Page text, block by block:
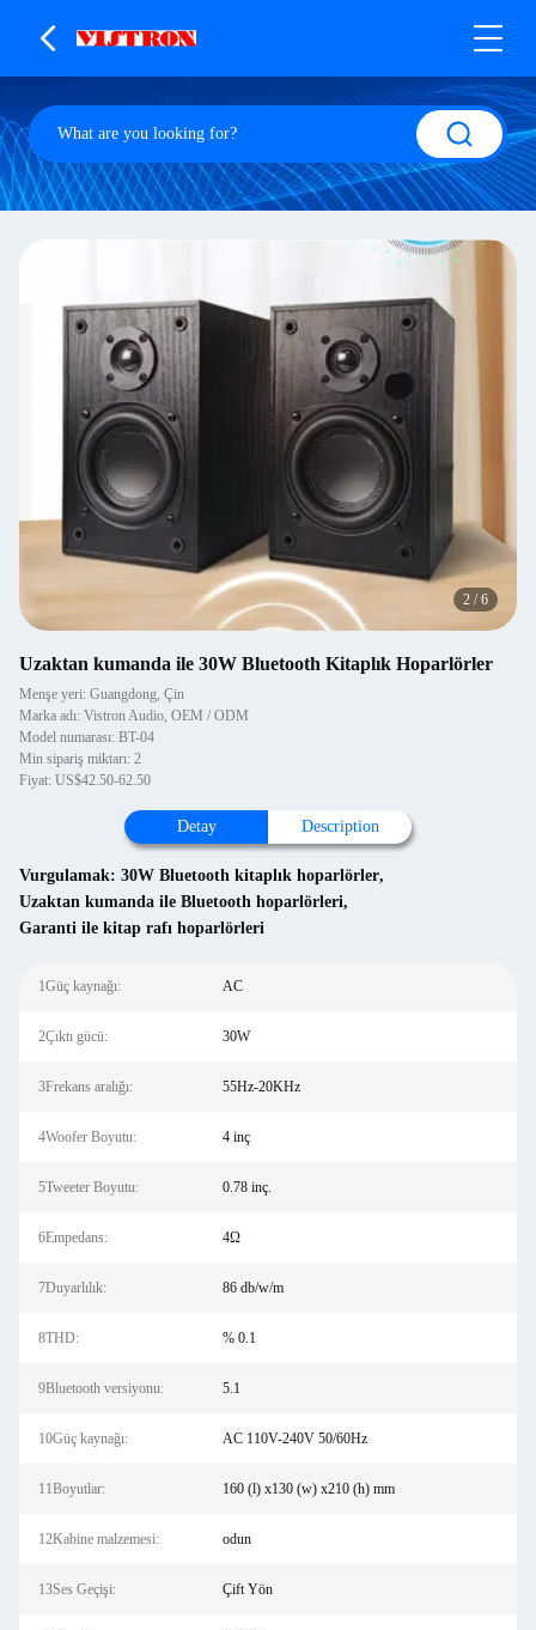
2 /6
Uzaktan kumanda ile 30W Bluetooth Kitaplık Hoparlörler
Menşe yeri: Guangdong, Çin
Marka adı: Vistron Audio, OEM / ODM
Model numarası: BT-04
Min sipariş miktarı: 2
Fiyat: US$42.50-62.50
Detay Description
Vurgulamak: 30W Bluetooth kitaplık hoparlörler,
Uzaktan kumanda ile Bluetooth hoparlörleri,
Garanti ile kitap rafı hoparlörleri
1Güç kaynağı: AC
2Çıktı gücü: 30W
3Frekans aralığı: 55Hz-20KHz
4Woofer Boyutu: 4 inç
5Tweeter Boyutu: 0.78 inç.
6Empedans: 4Ω
7Duyarlılık: 86 db/w/m
8THD: % 0.1
9Bluetooth versiyonu: 5.1
10Güç kaynağı: AC 110V-240V 50/60Hz
11Boyutlar: 160 (l) x130 (w) x210 (h) mm
12Kabine malzemesi: odun
13Ses Geçişi: Çift Yön